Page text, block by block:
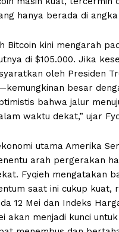
hanya berada di angka
Bitcoin kini mengarah
di $105.000. Jika
oleh Presiden
besar
bahwa jalur
waktu dekat,” ujar
utama Amerika
arah pergerakan
Fyqieh mengatakan
saat ini cukup kuat,
12 Mei dan Indeks
akan menjadi kunci